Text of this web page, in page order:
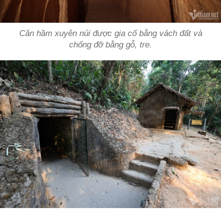
Căn hầm xuyên núi được gia cố bằng vách đất và
chống đỡ bằng gỗ, tre.